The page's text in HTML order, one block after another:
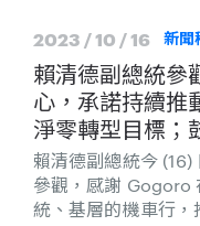
2023 / 10 / 16 新聞
賴清德副總統參
心，承諾持續推
淨零轉型目標；
行成為運具電動
賴清德副總統今
參觀，感謝 Gogoro
統、基層的機車行